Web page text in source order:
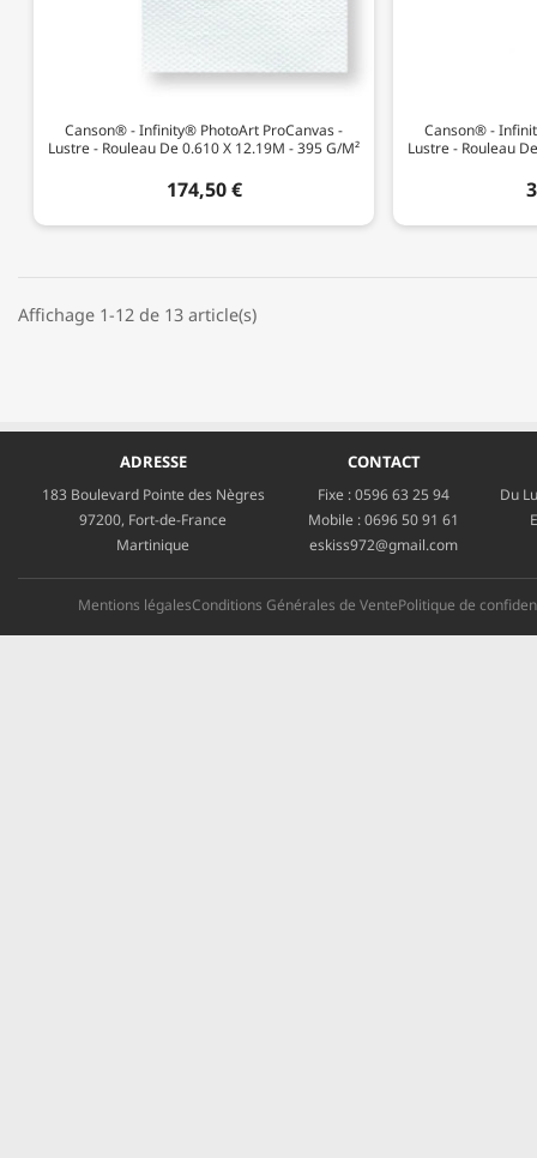
Canson® - Infinity® PhotoArt ProCanvas -
Lustre - Rouleau De 0.610 X 12.19M - 395 G/m²
174,50 €
Canson® -
Lustre - Rouleau
Affichage 1-12 de 13 article(s)
ADRESSE
183 Boulevard Pointe des Nègres
97200, Fort-de-France
Martinique
CONTACT
Fixe :0596 63 25 94
Mobile :0696 50 91 61
eskiss972@gmail.com
Du
Mentions légalesConditions Générales de VentePolitique de